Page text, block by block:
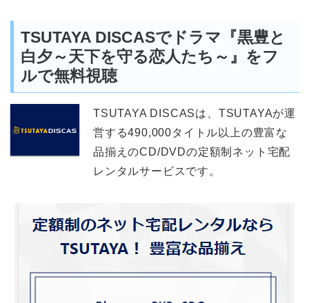
TSUTAYA DISCASでドラマ『黒豊と
白夕～天下を守る恋人たち～』をフ
ルで無料視聴
TSUTAYA DISCASは、TSUTAYAが運
営する490,000タイトル以上の豊富な
品揃えのCD/DVDの定額制ネット宅配
レンタルサービスです。